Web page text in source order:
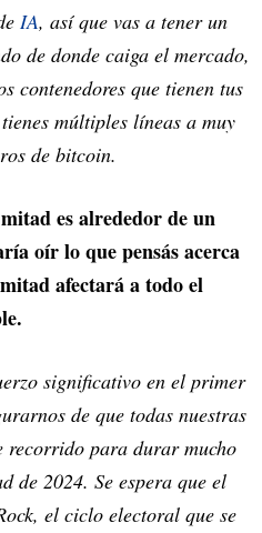
IA, así que vas a tener un
de donde caiga el mercado,
contenedores que tienen tus
múltiples líneas a muy
de bitcoin.
es alrededor de un
oír lo que pensás acerca
afectará a todo el
significativo en el primer
de que todas nuestras
recorrido para durar mucho
de 2024. Se espera que el
el ciclo electoral que se